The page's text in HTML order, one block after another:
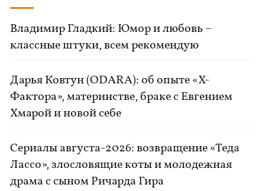
Владимир Гладкий: Юмор и любовь –
классные штуки, всем рекомендую
Дарья Ковтун (ODARA): об опыте «Х-
Фактора», материнстве, браке с Евгением
Хмарой и новой себе
Сериалы августа-2026: возвращение «Теда
Лассо», злословящие коты и молодежная
драма с сыном Ричарда Гира